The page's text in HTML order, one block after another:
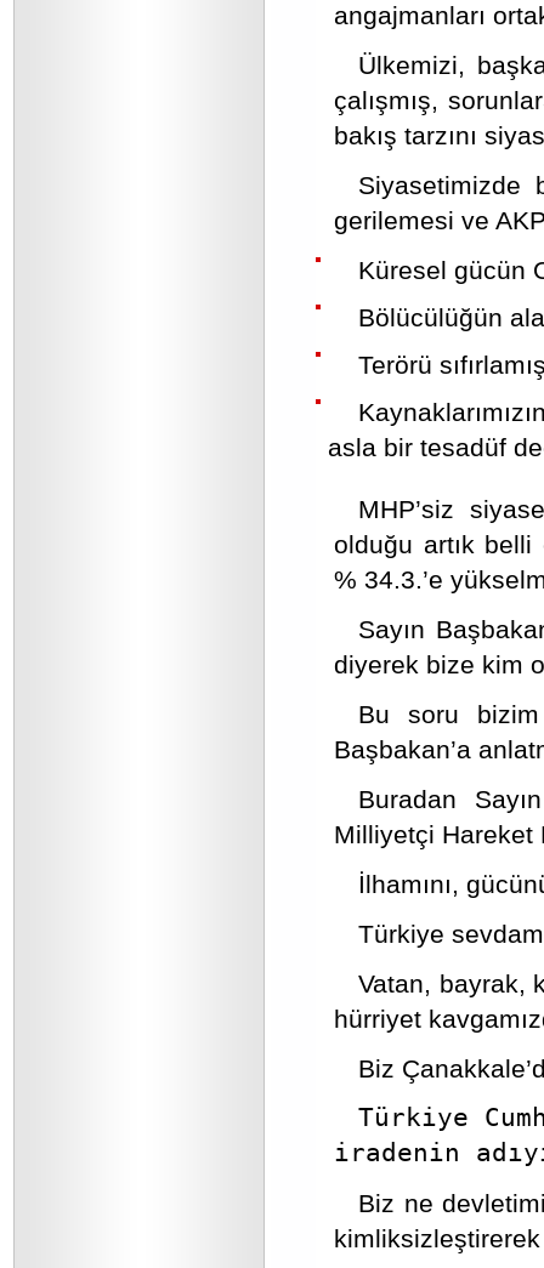
angajmanları
Ülkemizi,
çalışmış,
bakış tarzını
Siyasetimizde
gerilemesi ve
Küresel gücün
Bölücülüğün
Terörü
asla bir tesadüf
MHP’siz
olduğu artık
% 34.3.’e
Sayın
diyerek bize kim
Bu soru
Başbakan’a
Buradan
Milliyetçi Hareket
İlhamını,
Türkiye
Vatan, bayrak,
hürriyet
Biz
Türkiye
iradenin
Biz ne